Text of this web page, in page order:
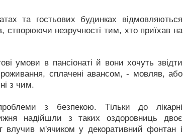
та гостьових будинках відмовляються
незручності тим, хто приїхав на
умови в пансіонаті й вони хочуть звідти
сплачені авансом, - мовляв, або
з чим.
з безпекою. Тільки до лікарні
надійшли з таких оздоровниць двоє
влучив м'ячиком у декоративний фонтан і